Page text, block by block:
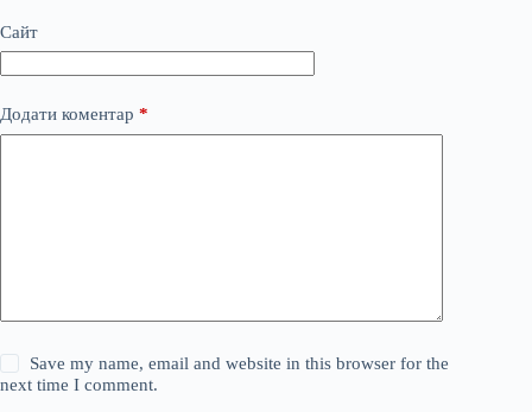
Сайт
Додати коментар *
Save my name, email and website in this browser for the
next time I comment.